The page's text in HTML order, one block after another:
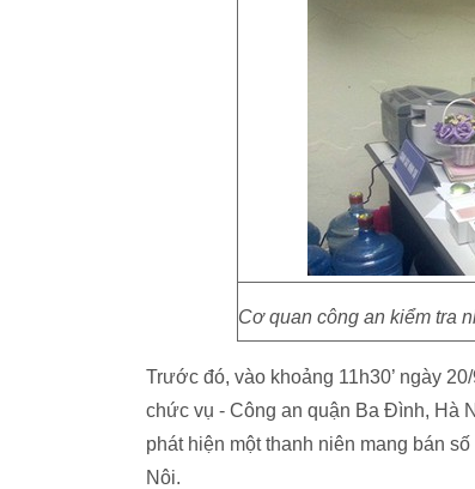
Cơ quan công an kiểm tra
Trước đó, vào khoảng 11h30’ ngày
chức vụ - Công an quận Ba Đình, Hà
phát hiện một thanh niên mang bán
Nôi.